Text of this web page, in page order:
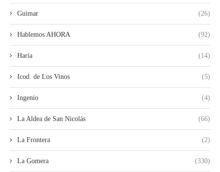
Guimar (26)
Hablemos AHORA (92)
Haría (14)
Icod. de Los Vinos (5)
Ingenio (4)
La Aldea de San Nicolás (66)
La Frontera (2)
La Gomera (330)